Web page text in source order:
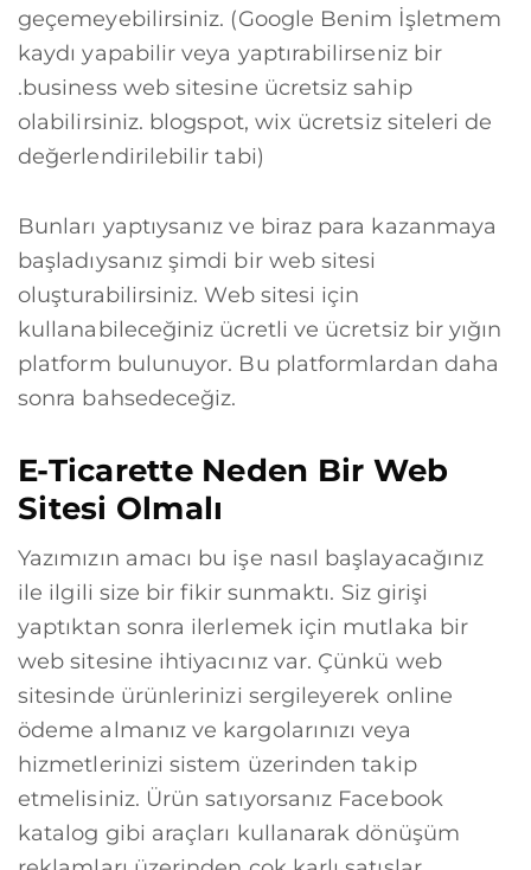
geçemeyebilirsiniz. (Google Benim İşletmem
kaydı yapabilir veya yaptırabilirseniz bir
.business web sitesine ücretsiz sahip
olabilirsiniz. blogspot, wix ücretsiz siteleri de
değerlendirilebilir tabi)
Bunları yaptıysanız ve biraz para kazanmaya
başladıysanız şimdi bir web sitesi
oluşturabilirsiniz. Web sitesi için
kullanabileceğiniz ücretli ve ücretsiz bir yığın
platform bulunuyor. Bu platformlardan daha
sonra bahsedeceğiz.
E-Ticarette Neden Bir Web
Sitesi Olmalı
Yazımızın amacı bu işe nasıl başlayacağınız
ile ilgili size bir fikir sunmaktı. Siz girişi
yaptıktan sonra ilerlemek için mutlaka bir
web sitesine ihtiyacınız var. Çünkü web
sitesinde ürünlerinizi sergileyerek online
ödeme almanız ve kargolarınızı veya
hizmetlerinizi sistem üzerinden takip
etmelisiniz. Ürün satıyorsanız Facebook
katalog gibi araçları kullanarak dönüşüm